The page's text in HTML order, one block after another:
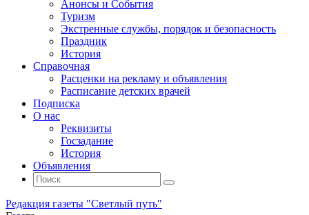
Анонсы и События
Туризм
Экстренные службы, порядок и безопасность
Праздник
История
Справочная
Расценки на рекламу и объявления
Расписание детских врачей
Подписка
О нас
Реквизиты
Госзадание
История
Объявления
Поиск
Искать:
Поиск
Редакция газеты "Светлый путь"